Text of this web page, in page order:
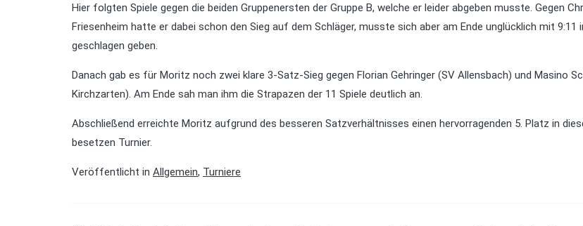
Hier folgten Spiele gegen die beiden Gruppenersten der Gruppe B, welche er leider abgeben musste. Gegen
Friesenheim hatte er dabei schon den Sieg auf dem Schläger, musste sich aber am Ende unglücklich mit
geschlagen geben.
Danach gab es für Moritz noch zwei klare 3-Satz-Sieg gegen Florian Gehringer (SV Allensbach) und Masino
Kirchzarten). Am Ende sah man ihm die Strapazen der 11 Spiele deutlich an.
Abschließend erreichte Moritz aufgrund des besseren Satzverhältnisses einen hervorragenden 5. Platz in
besetzen Turnier.
Veröffentlicht in Allgemein, Turniere